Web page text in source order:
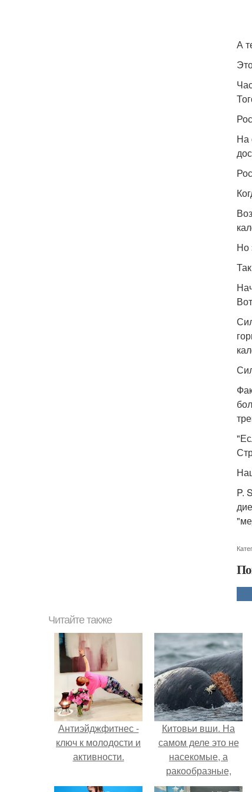
А
На
Но
P.
Читайте также
Антиэйджфитнес -
ключ к молодости и
активности.
Китовьи вши. На
самом деле это не
насекомые, а
ракообразные,
относящиеся к